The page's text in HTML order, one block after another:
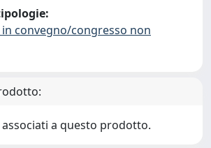
convegno/congresso non
a questo prodotto.